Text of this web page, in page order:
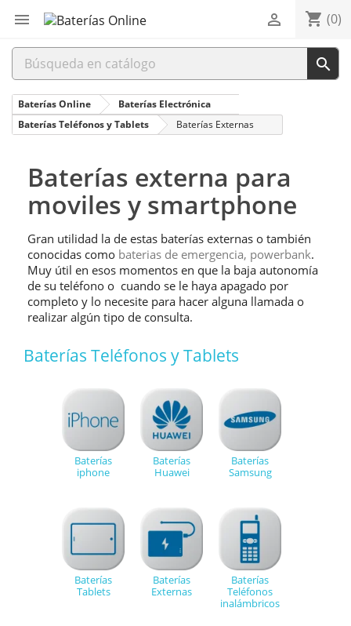
 shopping_cart (0)


Baterías Online
Baterías Electrónica
Baterías Teléfonos y Tablets
Baterías Externas
Baterías externa para
moviles y smartphone
Gran utilidad la de estas baterías externas o también
conocidas como baterias de emergencia, powerbank.
Muy útil en esos momentos en que la baja autonomía
de su teléfono o cuando se le haya apagado por
completo y lo necesite para hacer alguna llamada o
realizar algún tipo de consulta.
Baterías Teléfonos y Tablets
Baterías
iphone
Baterías
Huawei
Baterías
Samsung
Baterías
Tablets
Baterías
Externas
Baterías
Teléfonos
inalámbricos